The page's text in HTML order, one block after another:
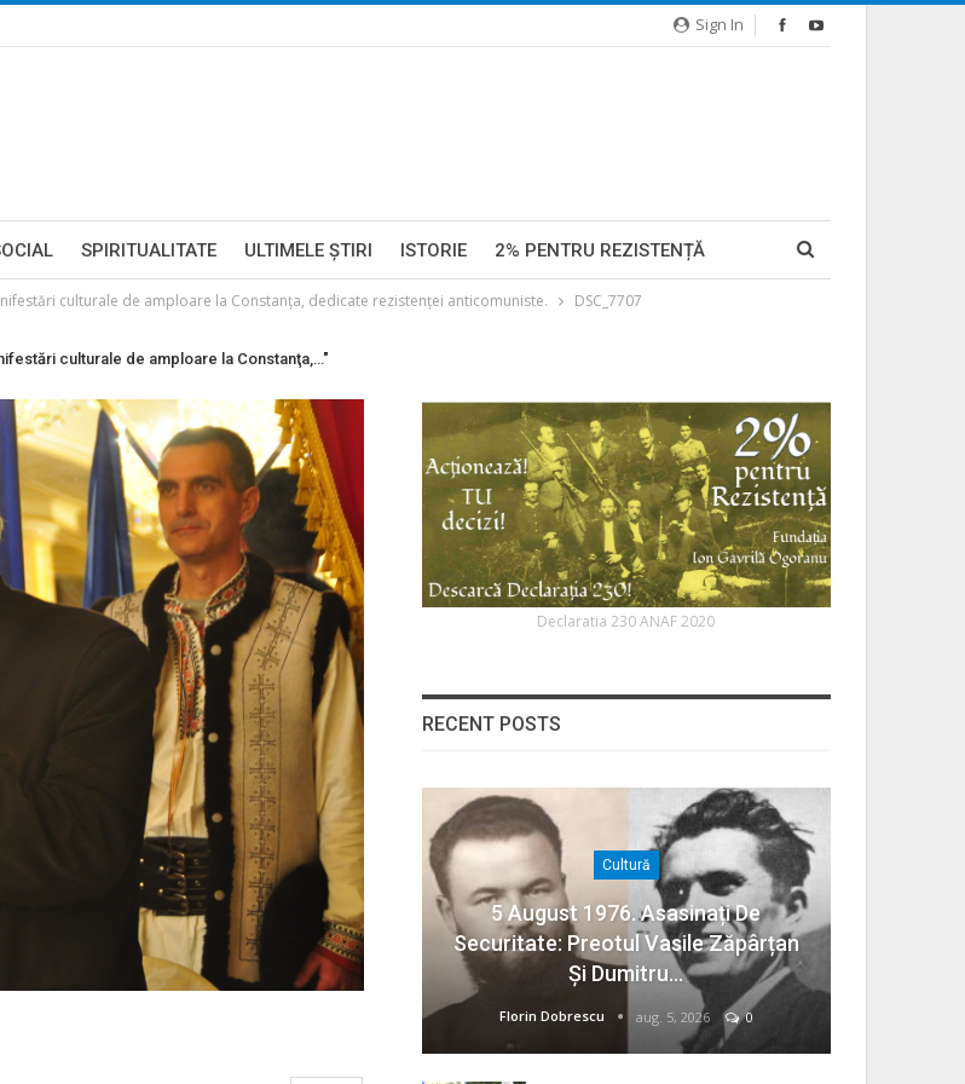
Sign In
SPIRITUALITATE ULTIMELE ŞTIRI ISTORIE 2% PENTRU REZISTENȚĂ
culturale de amploare la Constanţa, dedicate rezistenţei anticomuniste. DSC_7707
culturale de amploare la Constanţa,…"
Declaratia 230 ANAF 2020
RECENT POSTS
Cultură
5 August 1976. Asasinați De
Securitate: Preotul Vasile Zăpârțan
Și Dumitru…
Florin Dobrescu aug. 5, 2026 0